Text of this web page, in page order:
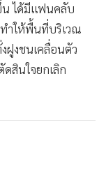
น ได้มีแฟนคลับ
ำให้พื้นที่บริเวณ
ฝูงชนเคลื่อนตัว
สินใจยกเลิก